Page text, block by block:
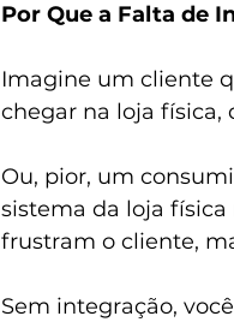
Por Que a Falta de
Imagine um cliente
chegar na loja física,
Ou, pior, um
sistema da loja física
frustram o cliente,
Sem integração,